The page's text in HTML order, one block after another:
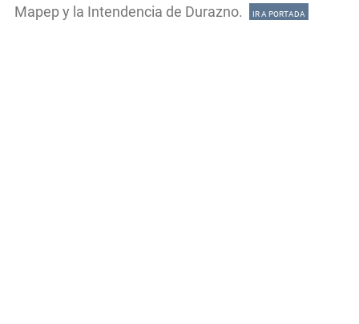
Mapep y la Intendencia de Durazno.
IR A PORTADA